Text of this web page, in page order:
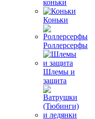
коньки
Коньки
Роллерсерфы
Шлемы и
защита